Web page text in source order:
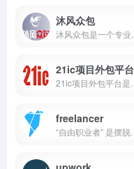
沐风众包
21ic项目外包平台
freelancer